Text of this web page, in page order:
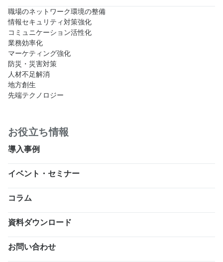
職場のネットワーク環境の整備
情報セキュリティ対策強化
コミュニケーション活性化
業務効率化
マーケティング強化
防災・災害対策
人材不足解消
地方創生
先端テクノロジー
お役立ち情報
導入事例
イベント・セミナー
コラム
資料ダウンロード
お問い合わせ